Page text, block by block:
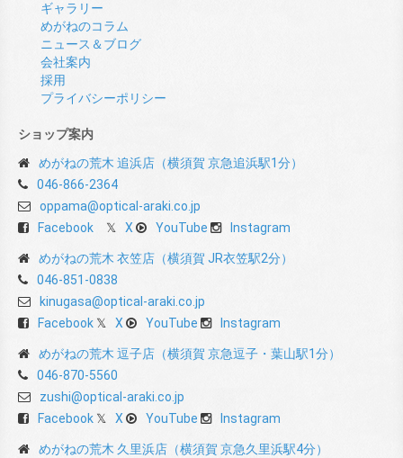
ギャラリー
めがねのコラム
ニュース＆ブログ
会社案内
採用
プライバシーポリシー
ショップ案内
めがねの荒木 追浜店（横須賀 京急追浜駅1分）
046-866-2364
oppama@optical-araki.co.jp
Facebook
X YouTube Instagram
めがねの荒木 衣笠店（横須賀 JR衣笠駅2分）
046-851-0838
kinugasa@optical-araki.co.jp
Facebook
X YouTube Instagram
めがねの荒木 逗子店（横須賀 京急逗子・葉山駅1分）
046-870-5560
zushi@optical-araki.co.jp
Facebook
X YouTube Instagram
めがねの荒木 久里浜店（横須賀 京急久里浜駅4分）